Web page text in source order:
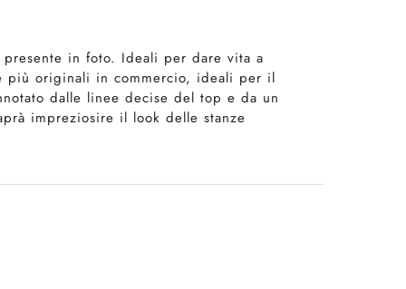
in foto. Ideali per dare vita a
più originali in commercio, ideali per il
dalle linee decise del top e da un
impreziosire il look delle stanze